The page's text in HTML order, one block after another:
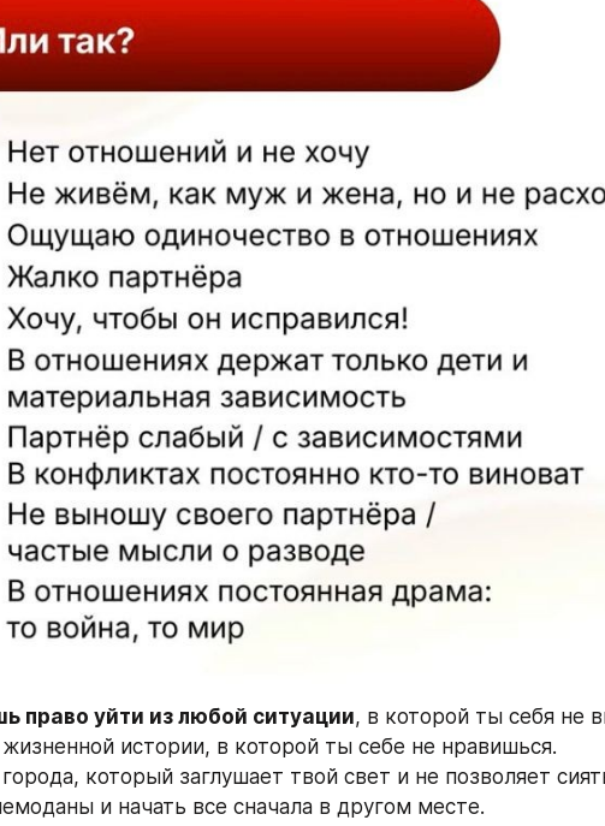
право уйти из любой ситуации, в которой ты себя не
истории, в которой ты себе не нравишься.
который заглушает твой свет и не позволяет
и начать все сначала в другом месте.